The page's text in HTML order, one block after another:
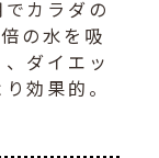
カラダの
の水を吸
ダイエッ
効果的。